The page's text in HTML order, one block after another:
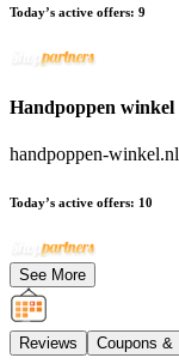
Today’s active offers: 9
Handpoppen winkel
handpoppen-winkel.nl
Today’s active offers: 10
See More
Reviews Coupons &